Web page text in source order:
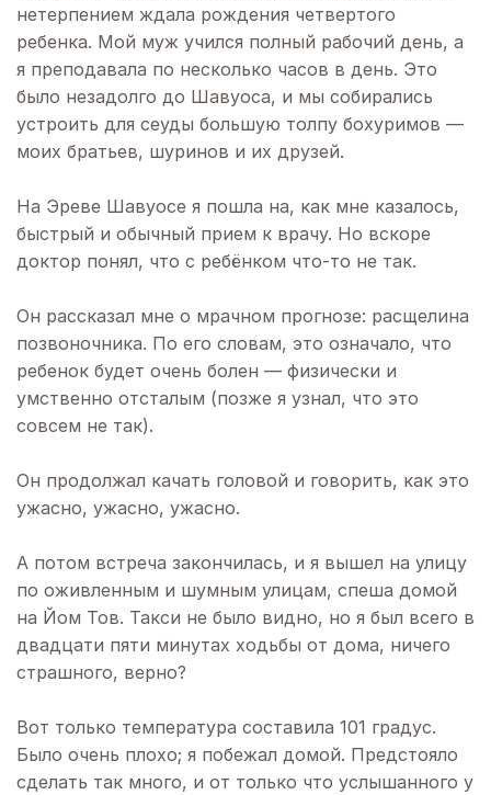
нетерпением ждала рождения четвертого
ребенка. Мой муж учился полный рабочий день, а
я преподавала по несколько часов в день. Это
было незадолго до Шавуоса, и мы собирались
устроить для сеуды большую толпу бохуримов —
моих братьев, шуринов и их друзей.
На Эреве Шавуосе я пошла на, как мне казалось,
быстрый и обычный прием к врачу. Но вскоре
доктор понял, что с ребёнком что-то не так.
Он рассказал мне о мрачном прогнозе: расщелина
позвоночника. По его словам, это означало, что
ребенок будет очень болен — физически и
умственно отсталым (позже я узнал, что это
совсем не так).
Он продолжал качать головой и говорить, как это
ужасно, ужасно, ужасно.
А потом встреча закончилась, и я вышел на улицу
по оживленным и шумным улицам, спеша домой
на Йом Тов. Такси не было видно, но я был всего в
двадцати пяти минутах ходьбы от дома, ничего
страшного, верно?
Вот только температура составила 101 градус.
Было очень плохо; я побежал домой. Предстояло
сделать так много, и от только что услышанного у